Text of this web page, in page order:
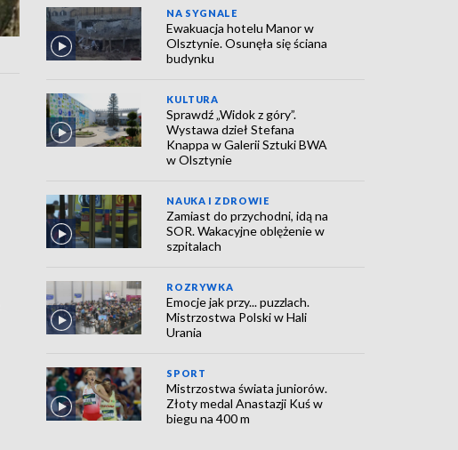
NA SYGNALE
Ewakuacja hotelu Manor w
Olsztynie. Osunęła się ściana
budynku
KULTURA
Sprawdź „Widok z góry”.
Wystawa dzieł Stefana
Knappa w Galerii Sztuki BWA
w Olsztynie
NAUKA I ZDROWIE
Zamiast do przychodni, idą na
SOR. Wakacyjne oblężenie w
szpitalach
ROZRYWKA
Emocje jak przy... puzzlach.
Mistrzostwa Polski w Hali
Urania
SPORT
Mistrzostwa świata juniorów.
Złoty medal Anastazji Kuś w
biegu na 400 m